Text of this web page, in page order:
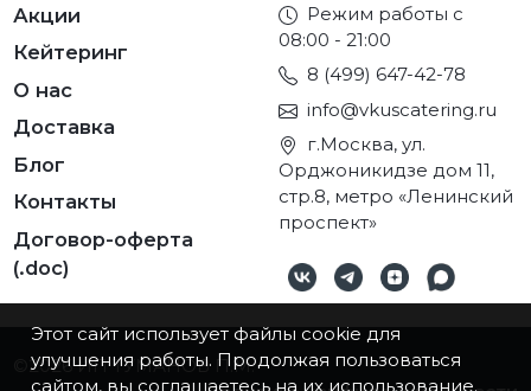
Акции
Кейтеринг
О нас
Доставка
Блог
Контакты
Договор-оферта
(.doc)
Режим работы с
08:00 - 21:00
8 (499) 647-42-78
info@vkuscatering.ru
г.Москва, ул.
Орджоникидзе дом 11,
стр.8, метро «Ленинский
проспект»
©2026ИП ТУМАНОВ П.М.
Этот сайт использует файлы cookie для
улучшения работы. Продолжая пользоваться
сайтом, вы соглашаетесь на их использование.